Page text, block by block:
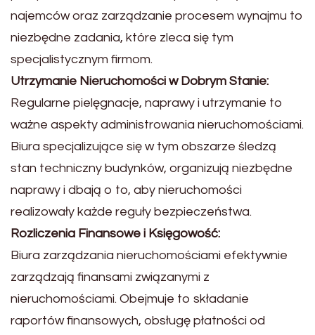
najemców oraz zarządzanie procesem wynajmu to
niezbędne zadania, które zleca się tym
specjalistycznym firmom.
Utrzymanie Nieruchomości w Dobrym Stanie:
Regularne pielęgnacje, naprawy i utrzymanie to
ważne aspekty administrowania nieruchomościami.
Biura specjalizujące się w tym obszarze śledzą
stan techniczny budynków, organizują niezbędne
naprawy i dbają o to, aby nieruchomości
realizowały każde reguły bezpieczeństwa.
Rozliczenia Finansowe i Księgowość:
Biura zarządzania nieruchomościami efektywnie
zarządzają finansami związanymi z
nieruchomościami. Obejmuje to składanie
raportów finansowych, obsługę płatności od